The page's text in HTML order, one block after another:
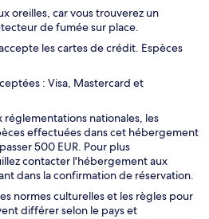
oreilles, car vous trouverez un
de fumée sur place.
les cartes de crédit. Espèces
: Visa, Mastercard et
nationales, les
effectuées dans cet hébergement
500 EUR. Pour plus
contacter l'hébergement aux
dans la confirmation de réservation.
normes culturelles et les règles pour
différer selon le pays et